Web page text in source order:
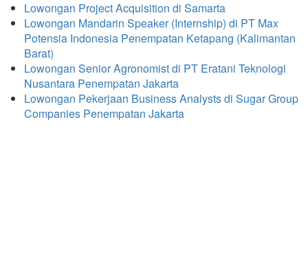
Lowongan Project Acquisition di Samarta
Lowongan Mandarin Speaker (Internship) di PT Max
Potensia Indonesia Penempatan Ketapang (Kalimantan
Barat)
Lowongan Senior Agronomist di PT Eratani Teknologi
Nusantara Penempatan Jakarta
Lowongan Pekerjaan Business Analysts di Sugar Group
Companies Penempatan Jakarta